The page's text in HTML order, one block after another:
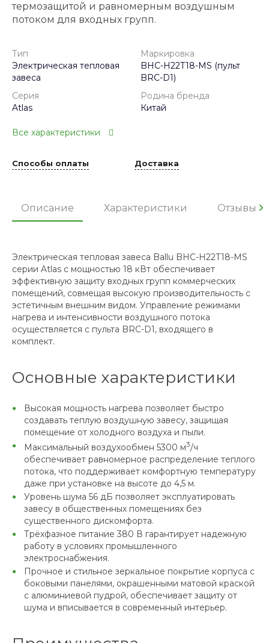
термозащитой и равномерным воздушным
потоком для входных групп.
Тип
Электрическая тепловая
завеса
Маркировка
BHC-H22T18-MS (пульт
BRC-D1)
Серия
Atlas
Родина бренда
Китай
Все характеристики
Способы оплаты Доставка
Описание Характеристики Отзывы
Электрическая тепловая завеса Ballu BHC-H22T18-MS
серии Atlas с мощностью 18 кВт обеспечивает
эффективную защиту входных групп коммерческих
помещений, совмещая высокую производительность с
эстетичным внешним видом. Управление режимами
нагрева и интенсивности воздушного потока
осуществляется с пульта BRC-D1, входящего в
комплект.
Основные характеристики
Высокая мощность нагрева позволяет быстро
создавать теплую воздушную завесу, защищая
помещение от холодного воздуха и пыли.
Максимальный воздухообмен 5300 м3/ч
обеспечивает равномерное распределение теплого
потока, что поддерживает комфортную температуру
даже при установке на высоте до 4,5 м.
Уровень шума 56 дБ позволяет эксплуатировать
завесу в общественных помещениях без
существенного дискомфорта.
Трёхфазное питание 380 В гарантирует надежную
работу в условиях промышленного
электроснабжения.
Прочное и стильное зеркальное покрытие корпуса с
боковыми панелями, окрашенными матовой краской
с алюминиевой пудрой, обеспечивает защиту от
шума и вписывается в современный интерьер.